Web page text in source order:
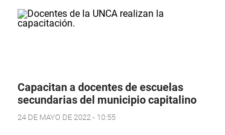
Capacitan a docentes de escuelas
secundarias del municipio capitalino
24 DE MAYO DE 2022 - 10:55